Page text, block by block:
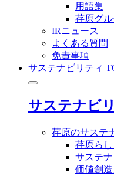
用語集
荏原グ
IRニュース
よくある質問
免責事項
サステナビリティ
サステナビ
荏原のサステ
荏原らし
サステ
価値創